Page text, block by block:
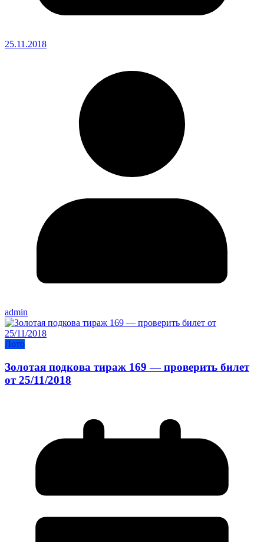
25.11.2018
admin
Лото
Золотая подкова тираж 169 — проверить билет
от 25/11/2018